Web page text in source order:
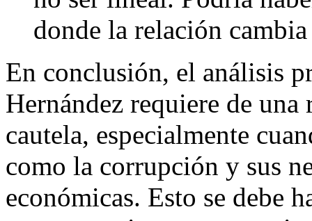
donde la relación
En conclusión, el análisis
Hernández requiere de una
cautela, especialmente
como la corrupción y sus
económicas. Esto se debe